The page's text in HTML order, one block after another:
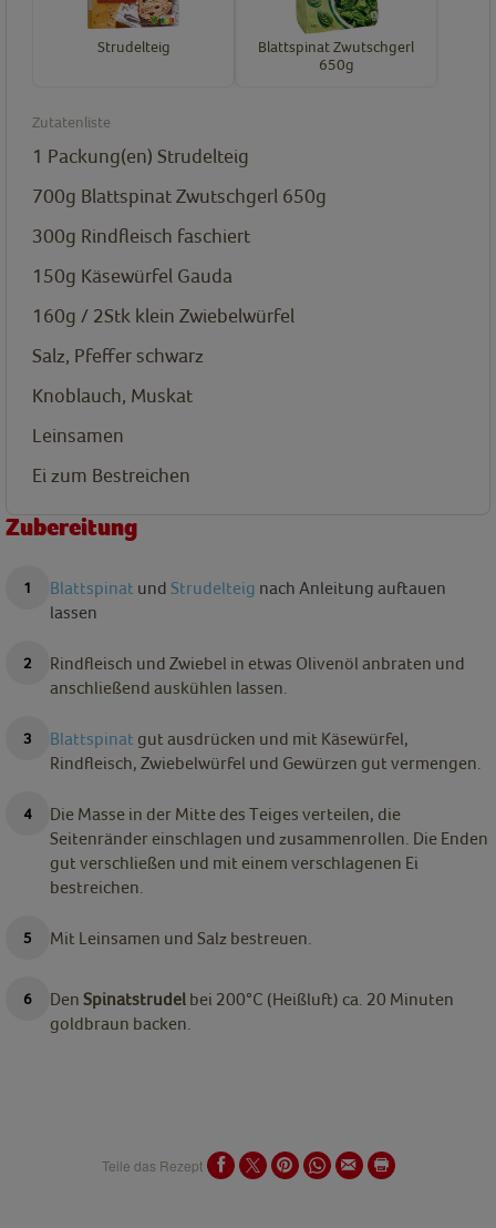
Strudelteig
Blattspinat Zwutschgerl
650g
Zutatenliste
1 Packung(en) Strudelteig
700g Blattspinat Zwutschgerl 650g
300g Rindfleisch faschiert
150g Käsewürfel Gauda
160g / 2Stk klein Zwiebelwürfel
Salz, Pfeffer schwarz
Knoblauch, Muskat
Leinsamen
Ei zum Bestreichen
Zubereitung
Blattspinat und Strudelteig nach Anleitung auftauen
lassen
Rindfleisch und Zwiebel in etwas Olivenöl anbraten und
anschließend auskühlen lassen.
Blattspinat gut ausdrücken und mit Käsewürfel,
Rindfleisch, Zwiebelwürfel und Gewürzen gut vermengen.
Die Masse in der Mitte des Teiges verteilen, die
Seitenränder einschlagen und zusammenrollen. Die Enden
gut verschließen und mit einem verschlagenen Ei
bestreichen.
Mit Leinsamen und Salz bestreuen.
Den Spinatstrudel bei 200°C (Heißluft) ca. 20 Minuten
goldbraun backen.
Teile das Rezept